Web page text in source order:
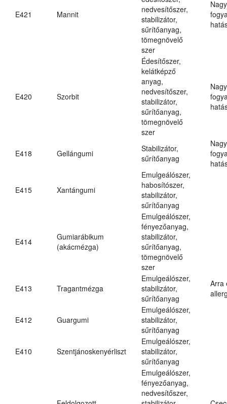
E421 Mannit
nedvesítőszer,
stabilizátor,
sűrítőanyag,
tömegnövelő
szer
E420 Szorbit
Édesítőszer,
kelátképző
anyag,
nedvesítőszer,
stabilizátor,
sűrítőanyag,
tömegnövelő
szer
E418 Gellángumi
Stabilizátor,
sűrítőanyag
E415 Xantángumi
Emulgeálószer,
habosítószer,
stabilizátor,
sűrítőanyag
E414
Gumiarábikum
(akácmézga)
Emulgeálószer,
fényezőanyag,
stabilizátor,
sűrítőanyag,
tömegnövelő
szer
E413 Tragantmézga
Emulgeálószer,
stabilizátor,
sűrítőanyag
Arra
E412 Guargumi
Emulgeálószer,
stabilizátor,
sűrítőanyag
E410 Szentjánoskenyérliszt
Emulgeálószer,
stabilizátor,
sűrítőanyag
Emulgeálószer,
fényezőanyag,
nedvesítőszer,